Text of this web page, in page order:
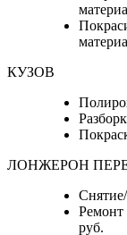
КУЗОВ
ЛОНЖЕРОН
Ремонт
руб.